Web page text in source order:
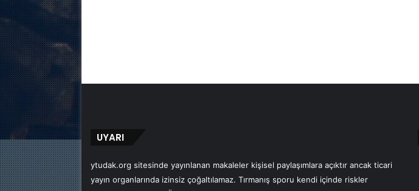
UYARI
ytudak.org sitesinde yayınlanan makaleler kişisel paylaşımlara açıktır ancak ticari
yayın organlarında izinsiz çoğaltılamaz. Tırmanış sporu kendi içinde riskler